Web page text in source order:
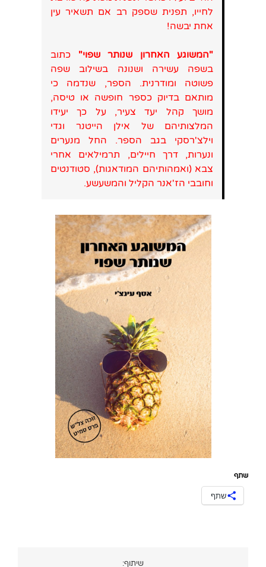
לחייו, תפנית שספק רב אם תשאיר עין
אחת יבשה!
"המשוגע האחרון שנותר שפוי" כתוב
בשפה עשירה ושנונה בשילוב שפה
פשוטה ומודרנית. הספר, שנדמה כי
מותאם בדיוק כספר חופשה או טיסה,
מושך קהל יעד צעיר, על כך יעידו
המלצותיהם של אילן הייטנר וגדי
וילצ'רסקי בגב הספר. החל מנערים
ונערות, דרך חיילים, תרמילאים אחרי
צבא (ואמהותיהם המודאגות), סטודנטים
וחובבי הז'אנר הקליל והמשעשע.
שתף
שתף
שיתוף: